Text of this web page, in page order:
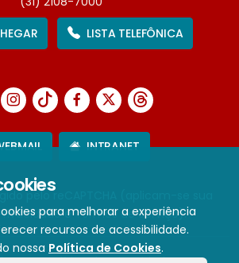
para melhorar a experiência
recursos de acessibilidade.
nossa Política de Cookies.
LISTA TELEFÔNICA
INTRANET
pelo reCAPTCHA (aplicam-se sua
eTermos de Serviço).